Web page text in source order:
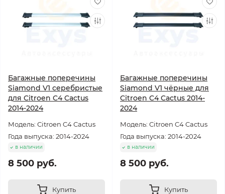
Багажные поперечины
Siamond V1 серебристые
для Citroen C4 Cactus
2014-2024
Модель: Citroen C4 Cactus
Года выпуска: 2014-2024
в наличии
8 500 руб.
Купить
Багажные поперечины
Siamond V1 чёрные для
Citroen C4 Cactus 2014-
2024
Модель: Citroen C4 Cactus
Года выпуска: 2014-2024
в наличии
8 500 руб.
Купить